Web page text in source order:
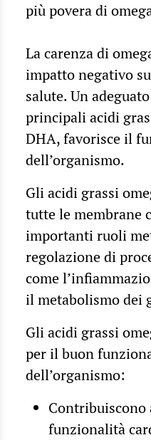
più povera di
La carenza di
impatto negativo
salute. Un
principali acidi
DHA, favorisce il
dell’organismo.
Gli acidi grassi
tutte le membrane
importanti ruoli
regolazione di
come
il metabolismo dei
Gli acidi grassi
per il buon
dell’organismo:
funzionalità